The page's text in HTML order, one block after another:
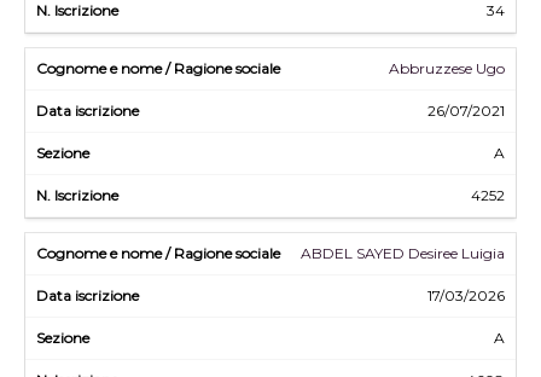
34
Abbruzzese Ugo
26/07/2021
A
4252
ABDEL SAYED Desiree Luigia
17/03/2026
A